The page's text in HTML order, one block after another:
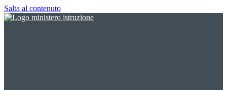
Salta al contenuto